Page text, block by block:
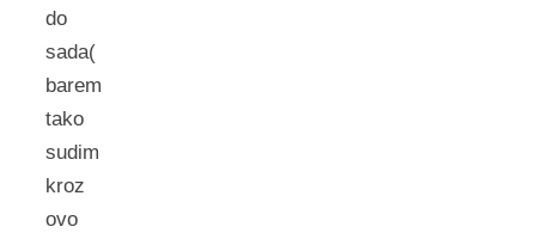
do
sada(
barem
tako
sudim
kroz
ovo